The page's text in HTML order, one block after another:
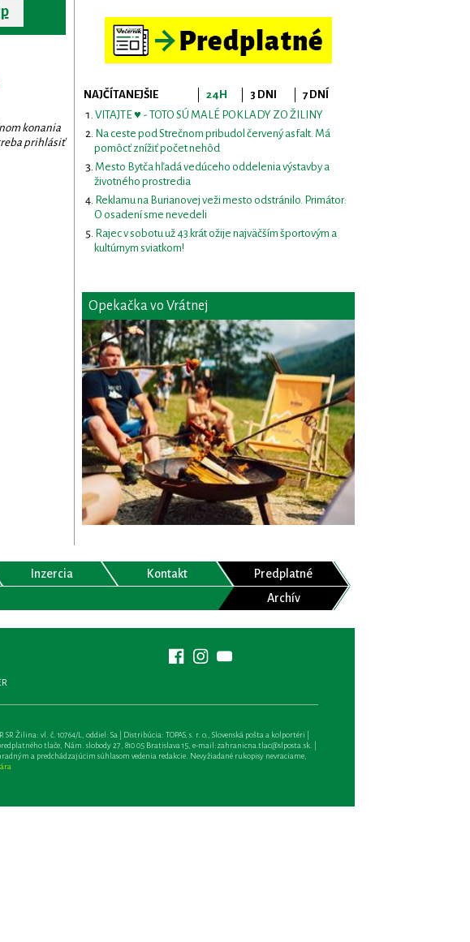
konania
prihlásiť
NAJČÍTANEJŠIE 24H 3 DNI
7 DNÍ
VITAJTE ♥ - TOTO SÚ MALÉ POKLADY ZO ŽILINY
Na ceste pod Strečnom pribudol červený asfalt. Má
pomôcť znížiť počet nehôd
Mesto Bytča hľadá vedúceho oddelenia výstavby a
životného prostredia
Reklamu na Burianovej veži mesto odstránilo. Primátor:
O osadení sme nevedeli
Rajec v sobotu už 43.krát ožije najväčším športovým a
kultúrnym sviatkom!
Opekačka vo Vrátnej
Inzercia Kontakt
Predplatné
Archív
Žilina: vl. č. 10764/L, oddiel: Sa | Distribúcia: TOPAS, s. r. o., Slovenská pošta a kolportéri |
tlače, Nám. slobody 27, 810 05 Bratislava 15, e-mail:zahranicna.tlac@slposta.sk. |
a predchádzajúcim súhlasom vedenia redakcie. Nevyžiadané rukopisy nevraciame,